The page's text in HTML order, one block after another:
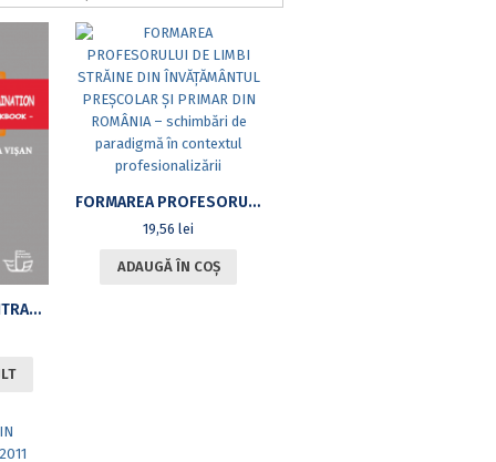
MASTERING THE ENTRANCE EXAMINATION: A WORKBOOK
FORMAREA PROFESORULUI DE LIMBI STRĂINE DIN ÎNVĂȚĂMÂNTUL PREȘCOLAR ȘI PRIMAR DIN ROMÂNIA – SCHIMBĂRI DE PARADIGMĂ ÎN CONTEXTUL PROFESIONALIZĂRII
19,56lei
ADAUGĂ ÎN COȘ